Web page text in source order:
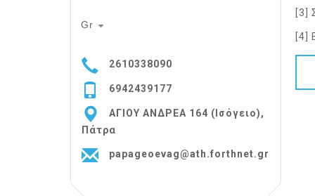
Gr
2610338090
6942439177
ΑΓΙΟΥ ΑΝΔΡΕΑ 164 (Ισόγειο),
Πάτρα
papageoevag@ath.forthnet.gr
[3]
[4]